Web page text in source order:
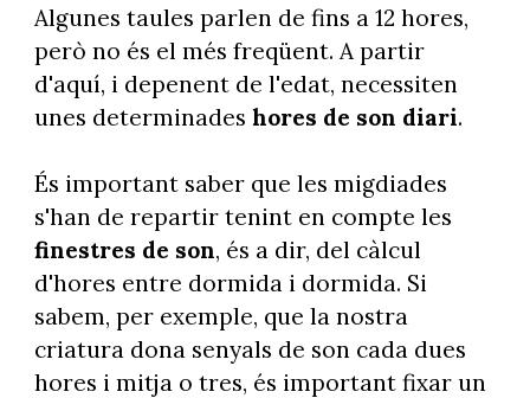
Algunes taules parlen de fins a 12 hores,
però no és el més freqüent. A partir
d'aquí, i depenent de l'edat, necessiten
unes determinades hores de son diari.
És important saber que les migdiades
s'han de repartir tenint en compte les
finestres de son, és a dir, del càlcul
d'hores entre dormida i dormida. Si
sabem, per exemple, que la nostra
criatura dona senyals de son cada dues
hores i mitja o tres, és important fixar un